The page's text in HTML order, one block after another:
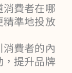
費者在哪
準地投放
費者的內
提升品牌